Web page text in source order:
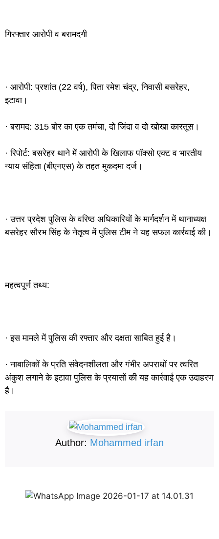
गिरफ्तार आरोपी व बरामदगी
· आरोपी: प्रशांत (22 वर्ष), पिता रमेश चंद्र, निवासी बसरेहर,
इटावा।
· बरामद: 315 बोर का एक तमंचा, दो जिंदा व दो खोखा कारतूस।
· रिपोर्ट: बसरेहर थाने में आरोपी के खिलाफ पॉक्सो एक्ट व भारतीय
न्याय संहिता (बीएनएस) के तहत मुकदमा दर्ज।
· उत्तर प्रदेश पुलिस के वरिष्ठ अधिकारियों के मार्गदर्शन में थानाध्यक्ष
बसरेहर सौरभ सिंह के नेतृत्व में पुलिस टीम ने यह सफल कार्रवाई की।
महत्वपूर्ण तथ्य:
· इस मामले में पुलिस की रफ्तार और दक्षता साबित हुई है।
· नाबालिकों के प्रति संवेदनशीलता और गंभीर अपराधों पर त्वरित
अंकुश लगाने के इटावा पुलिस के प्रयासों की यह कार्रवाई एक उदाहरण
है।
Author: Mohammed irfan